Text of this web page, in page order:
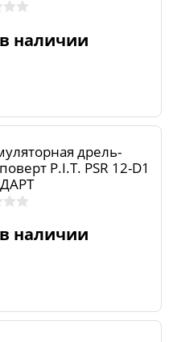
наличии
дрель-
P.I.T. PSR 12-D1
наличии